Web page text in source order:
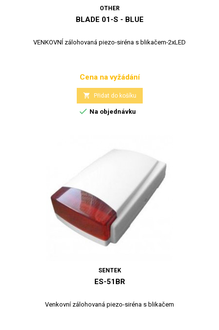
OTHER
BLADE 01-S - BLUE
VENKOVNÍ zálohovaná piezo-siréna s blikačem-2xLED
Cena
Cena na vyžádání
 Přidat do košíku
 Na objednávku
SENTEK
ES-51BR
Venkovní zálohovaná piezo-siréna s blikačem